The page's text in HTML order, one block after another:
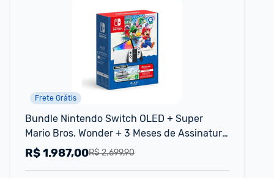
Frete Grátis
Bundle Nintendo Switch OLED + Super
Mario Bros. Wonder + 3 Meses de Assinatura
Nintendo Switch Online
R$ 2.699,90
R$1.987,00